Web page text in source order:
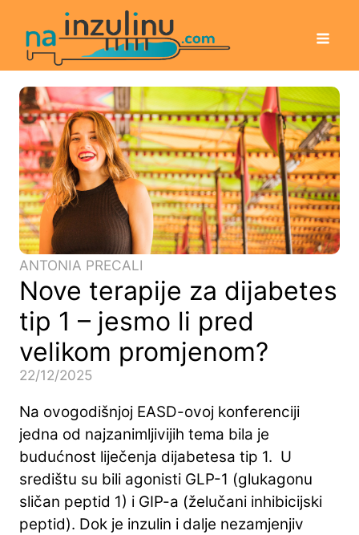
ANTONIA PRECALI
Nove terapije za dijabetes
tip 1 – jesmo li pred
velikom promjenom?
22/12/2025
Na ovogodišnjoj EASD-ovoj konferenciji
jedna od najzanimljivijih tema bila je
budućnost liječenja dijabetesa tip 1. U
središtu su bili agonisti GLP-1 (glukagonu
sličan peptid 1) i GIP-a (želučani inhibicijski
peptid). Dok je inzulin i dalje nezamjenjiv